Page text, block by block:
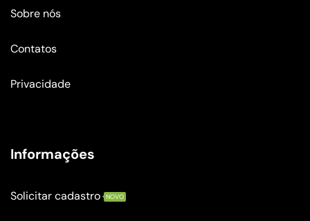
Sobre nós
Contatos
Privacidade
Informações
Solicitar cadastro NOVO